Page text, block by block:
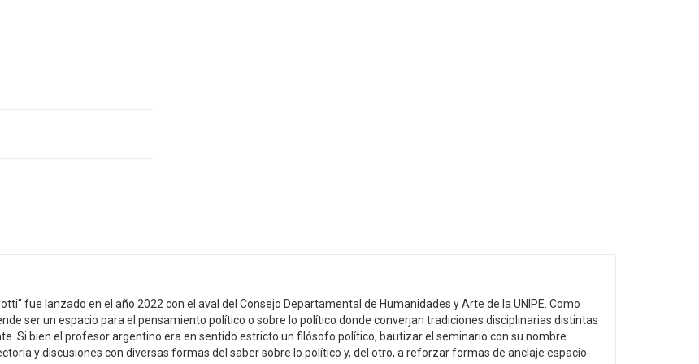
fue lanzado en el año 2022 con el aval del Consejo Departamental de Humanidades y Arte de la UNIPE. Como
ser un espacio para el pensamiento político o sobre lo político donde converjan tradiciones disciplinarias distintas
Si bien el profesor argentino era en sentido estricto un filósofo político, bautizar el seminario con su nombre
y discusiones con diversas formas del saber sobre lo político y, del otro, a reforzar formas de anclaje espacio-